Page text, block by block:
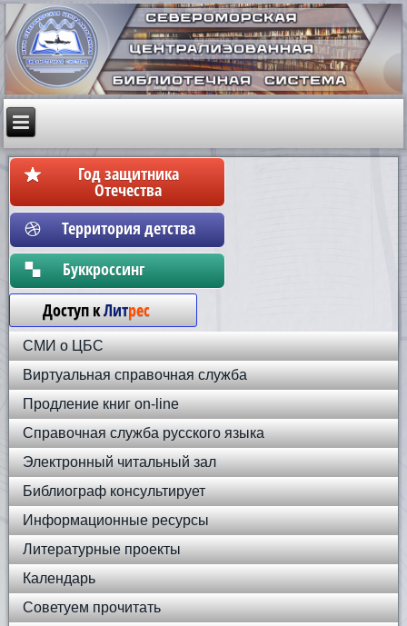
Год защитника
Отечества
Территория детства
Бyккpoccинг
Доступ кЛитрес
СМИ о ЦБС
Виртуальная справочная служба
Продление книг on-line
Справочная служба русского языка
Электронный читальный зал
Библиограф консультирует
Информационные ресурсы
Литературные проекты
Календарь
Советуем прочитать